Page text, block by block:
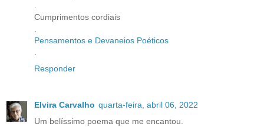
.
Cumprimentos cordiais
.
Pensamentos e Devaneios Poéticos
.
Responder
Elvira Carvalho quarta-feira, abril 06, 2022
Um belíssimo poema que me encantou.